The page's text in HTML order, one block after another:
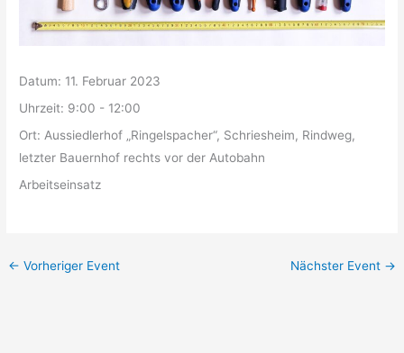
Datum: 11. Februar 2023
Uhrzeit: 9:00 - 12:00
Ort:Aussiedlerhof „Ringelspacher“, Schriesheim, Rindweg,
letzter Bauernhof rechts vor der Autobahn
Arbeitseinsatz
← Vorheriger Event Nächster Event →